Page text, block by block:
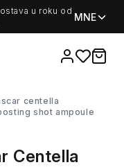
u roku od
MNE
Favorites
items
shot ampoule
Centella